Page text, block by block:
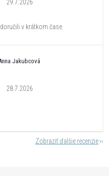
29.7.2026
v krátkom čase.
Jakubcová
28.7.2026
Zobraziť ďalšie recenzie